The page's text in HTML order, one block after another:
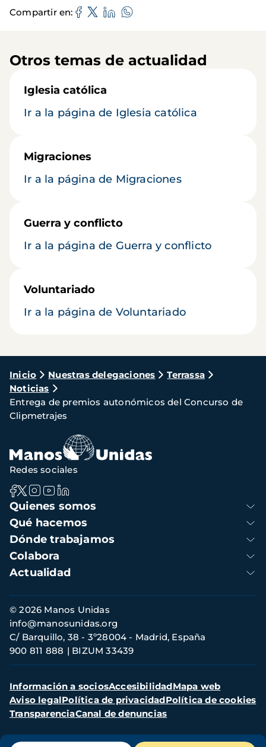
Compartir en
Otros temas de actualidad
Iglesia católica
Ir a la página de Iglesia católica
Migraciones
Ir a la página de Migraciones
Guerra y conflicto
Ir a la página de Guerra y conflicto
Voluntariado
Ir a la página de Voluntariado
Ruta
de
navegación
Inicio Nuestras delegaciones
Terrassa
Noticias
Entrega de premios autonómicos del Concurso de
Clipmetrajes
Navegación
principal
Quienes somos
Qué hacemos
Dónde trabajamos
Colabora
Actualidad
Redes sociales
Información
de
contacto
© 2026 Manos Unidas
C/ Barquillo, 38 - 3º28004 - Madrid, España
900 811 888
BIZUM 33439
info@manosunidas.org
Menú
secundario
Información a sociosAccesibilidadMapa web
Aviso legalPolítica de privacidadPolítica de cookies
TransparenciaCanal de denuncias